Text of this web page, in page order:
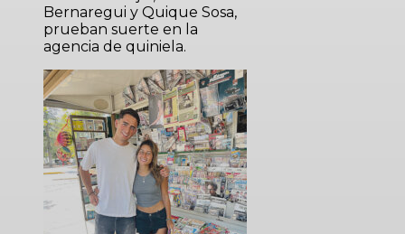
Bernaregui y Quique Sosa,
prueban suerte en la
agencia de quiniela.